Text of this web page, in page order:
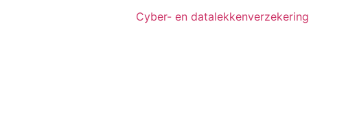
Cyber- en datalekkenverzekering